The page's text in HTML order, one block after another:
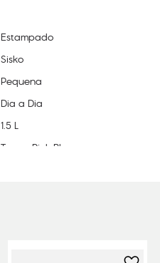
Estampado
Sisko
Pequena
Dia a Dia
1.5 L
Tango Pink Bl